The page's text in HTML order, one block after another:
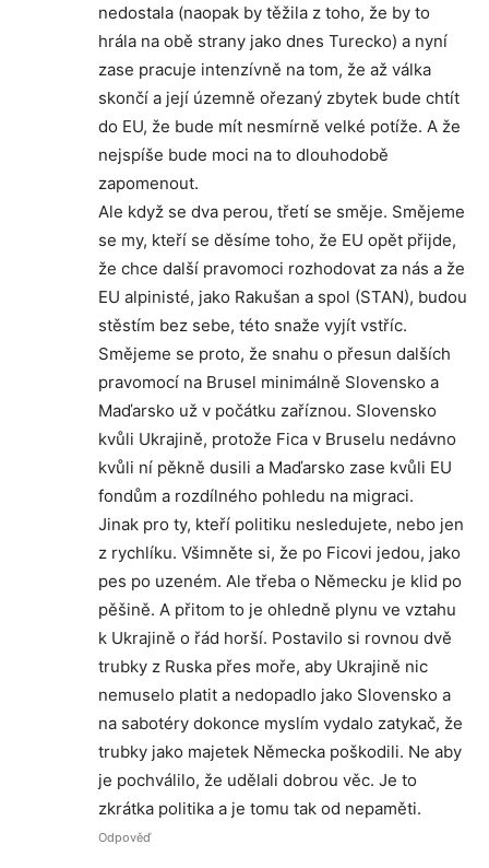
nedostala (naopak by těžila z toho, že by to
hrála na obě strany jako dnes Turecko) a nyní
zase pracuje intenzívně na tom, že až válka
skončí a její územně ořezaný zbytek bude chtít
do EU, že bude mít nesmírně velké potíže. A že
nejspíše bude moci na to dlouhodobě
zapomenout.
Ale když se dva perou, třetí se směje. Smějeme
se my, kteří se děsíme toho, že EU opět přijde,
že chce další pravomoci rozhodovat za nás a že
EU alpinisté, jako Rakušan a spol (STAN), budou
stěstím bez sebe, této snaže vyjít vstříc.
Smějeme se proto, že snahu o přesun dalších
pravomocí na Brusel minimálně Slovensko a
Maďarsko už v počátku zaříznou. Slovensko
kvůli Ukrajině, protože Fica v Bruselu nedávno
kvůli ní pěkně dusili a Maďarsko zase kvůli EU
fondům a rozdílného pohledu na migraci.
Jinak pro ty, kteří politiku nesledujete, nebo jen
z rychlíku. Všimněte si, že po Ficovi jedou, jako
pes po uzeném. Ale třeba o Německu je klid po
pěšině. A přitom to je ohledně plynu ve vztahu
k Ukrajině o řád horší. Postavilo si rovnou dvě
trubky z Ruska přes moře, aby Ukrajině nic
nemuselo platit a nedopadlo jako Slovensko a
na sabotéry dokonce myslím vydalo zatykač, že
trubky jako majetek Německa poškodili. Ne aby
je pochválilo, že udělali dobrou věc. Je to
zkrátka politika a je tomu tak od nepaměti.
Odpověď